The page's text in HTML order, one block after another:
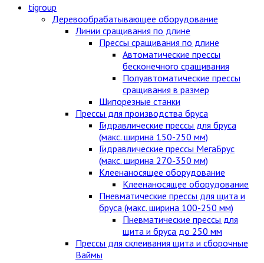
tigroup
Деревообрабатывающее оборудование
Линии сращивания по длине
Прессы сращивания по длине
Автоматические прессы
бесконечного сращивания
Полуавтоматические прессы
сращивания в размер
Шипорезные станки
Прессы для производства бруса
Гидравлические прессы для бруса
(макс. ширина 150-250 мм)
Гидравлические прессы МегаБрус
(макс. ширина 270-350 мм)
Клеенаносящее оборудование
Клеенаносящее оборудование
Пневматические прессы для щита и
бруса (макс. ширина 100-250 мм)
Пневматические прессы для
щита и бруса до 250 мм
Прессы для склеивания щита и сборочные
Ваймы